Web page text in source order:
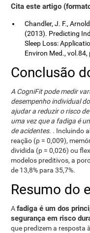
Cita este artigo
Chandler, J. F.,
(2013). Predicting
Sleep Loss:
Environ Med.,
Conclusão
A CogniFit pode medir
desempenho individual
ajudar a reduzir o risco
uma vez que a fadiga é
de acidentes. . Incluindo
reação (p = 0,009),
dividida (p = 0,026) ou
modelos preditivos, a
de 13,8% para 35,7%.
Resumo do
Afadiga é um dos
segurança em risco
que predizem a